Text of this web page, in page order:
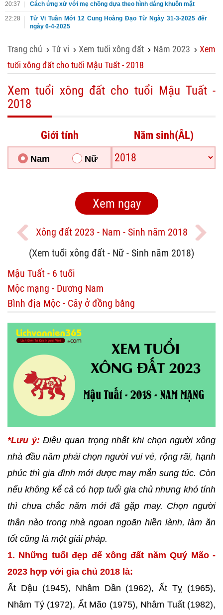
20:37
Cách ứng xử với mẹ chồng dựa theo hình dáng khuôn mặt
22:28
Tử Vi Tuần Mới 12 Cung Hoàng Đạo Từ Ngày 31-3-2025 đến
ngày 6-4-2025
Trang chủ ›Tử vi ›Xem tuổi xông đất › Năm 2023 ›Xem
tuổi xông đất cho tuổi Mậu Tuất - 2018
Xem tuổi xông đất cho tuổi Mậu Tuất -
2018
Giới tính
Nam Nữ
Năm sinh(ÂL)
Xông đất 2023 - Nam - Sinh năm 2018
(Xem tuổi xông đất - Nữ - Sinh năm 2018)
Mậu Tuất - 6 tuổi
Mộc mạng - Dương Nam
Bình địa Mộc - Cây ở đồng bằng
*Lưu ý: Điều quan trọng nhất khi chọn người xông
nhà đầu năm phải chọn người vui vẻ, rộng rãi, hạnh
phúc thì gia đình mới được may mắn sung túc. Còn
nếu không kể cả có hợp tuổi gia chủ nhưng khó tính
thì chưa chắc năm mới đã gặp may. Chọn người
thân nào trong nhà ngoan ngoãn hiền lành, làm ăn
tốt cũng là một giải pháp.
1. Những tuổi đẹp để xông đất năm Quý Mão -
2023 hợp với gia chủ 2018 là:
Ất Dậu (1945), Nhâm Dần (1962), Ất Tỵ (1965),
Nhâm Tý (1972), Ất Mão (1975), Nhâm Tuất (1982),